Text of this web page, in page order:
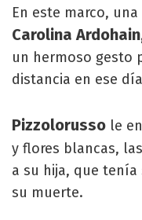
En este marco,
Carolina
un hermoso gesto
distancia en ese
Pizzolorusso le
y flores blancas,
a su hija, que
su muerte.